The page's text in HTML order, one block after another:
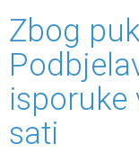
Zbog
isporuke
sati